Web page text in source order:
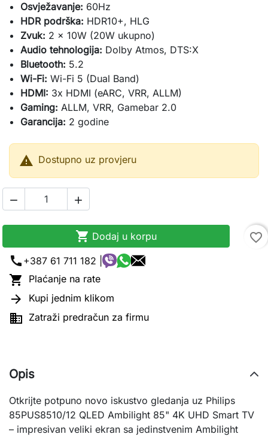
Osvježavanje: 60Hz
HDR podrška: HDR10+, HLG
Zvuk: 2 x 10W (20W ukupno)
Audio tehnologija: Dolby Atmos, DTS:X
Bluetooth: 5.2
Wi-Fi: Wi-Fi 5 (Dual Band)
HDMI: 3x HDMI (eARC, VRR, ALLM)
Gaming: ALLM, VRR, Gamebar 2.0
Garancija: 2 godine
 Dostupno uz provjeru
 
 Dodaj u korpu
favorite_border
call +387 61 711 182 |
 Plaćanje na rate
 Kupi jednim klikom
 Zatraži predračun za firmu
Opis
Otkrijte potpuno novo iskustvo gledanja uz Philips
85PUS8510/12 QLED Ambilight 85" 4K UHD Smart TV
– impresivan veliki ekran sa jedinstvenim Ambilight